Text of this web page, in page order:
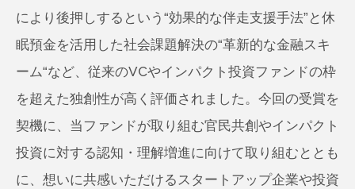
により後押しするという“効果的な伴走支援手法”と休
眠預金を活用した社会課題解決の“革新的な金融スキ
ーム“など、従来のVCやインパクト投資ファンドの枠
を超えた独創性が高く評価されました。今回の受賞を
契機に、当ファンドが取り組む官民共創やインパクト
投資に対する認知・理解増進に向けて取り組むととも
に、想いに共感いただけるスタートアップ企業や投資